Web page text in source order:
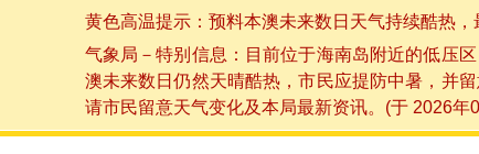
黄色高温提示：预料本澳未来数日天气持续酷热
气象局－特别信息：目前位于海南岛附近的低压
澳未来数日仍然天晴酷热，市民应提防中暑，并
请市民留意天气变化及本局最新资讯。(于 2026年